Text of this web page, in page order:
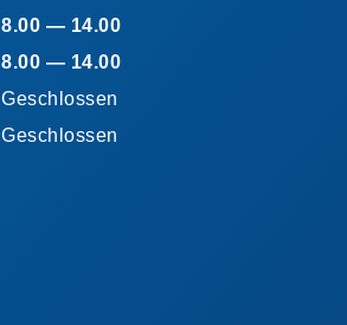
8.00 — 14.00
8.00 — 14.00
Geschlossen
Geschlossen